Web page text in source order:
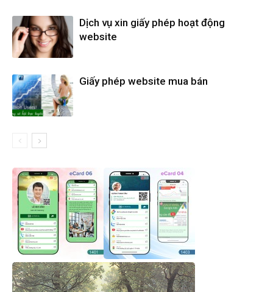
Dịch vụ xin giấy phép hoạt động
website
Giấy phép website mua bán